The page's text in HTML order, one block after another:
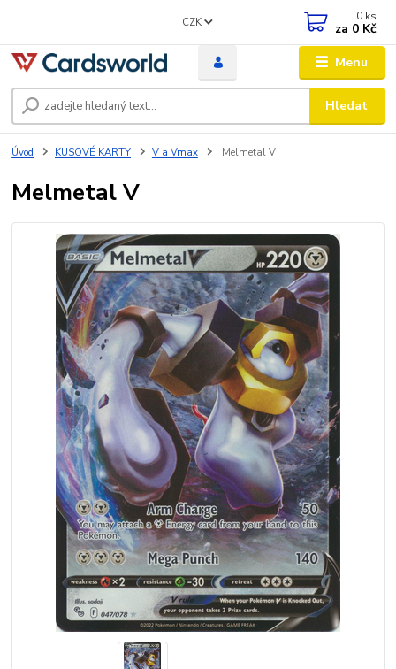
Menu
CZK
Hledat
0 ks
za 0 Kč
Úvod KUSOVÉ KARTY V a Vmax Melmetal V
Melmetal V